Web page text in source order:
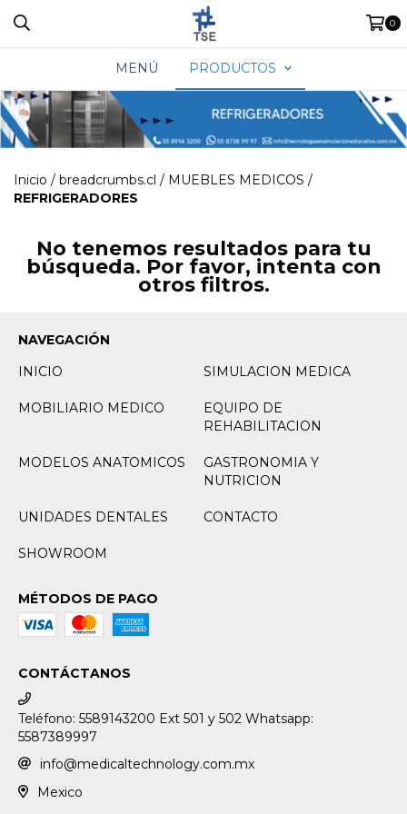
0
MENÚ PRODUCTOS
Inicio / breadcrumbs.cl / MUEBLES MEDICOS /
REFRIGERADORES
No tenemos resultados para tu
búsqueda. Por favor, intenta con
otros filtros.
NAVEGACIÓN
INICIO
SIMULACION MEDICA
MOBILIARIO MEDICO
EQUIPO DE
REHABILITACION
MODELOS ANATOMICOS
GASTRONOMIA Y
NUTRICION
UNIDADES DENTALES CONTACTO
SHOWROOM
MÉTODOS DE PAGO
CONTÁCTANOS
Teléfono: 5589143200 Ext 501 y 502 Whatsapp:
5587389997
info@medicaltechnology.com.mx
Mexico